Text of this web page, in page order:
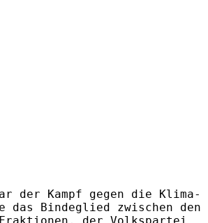
der Kampf gegen die Klima-
das Bindeglied zwischen den